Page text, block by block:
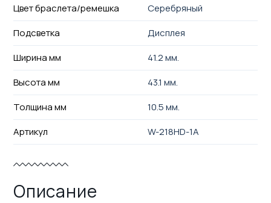
Цвет браслета/ремешка
Серебряный
Подсветка
Дисплея
Ширина мм
41.2 мм.
Высота мм
43.1 мм.
Толщина мм
10.5 мм.
Артикул
W-218HD-1A
Описание